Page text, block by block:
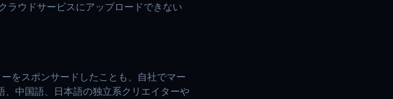
ラウドサービスにアップロードできない
をスポンサードしたことも、自社でマー
中国語、日本語の独立系クリエイターや